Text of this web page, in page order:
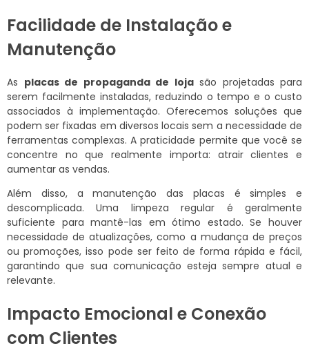
Facilidade de Instalação e
Manutenção
As placas de propaganda de lojasão projetadas para
serem facilmente instaladas, reduzindo o tempo e o custo
associados à implementação. Oferecemos soluções que
podem ser fixadas em diversos locais sem a necessidade de
ferramentas complexas. A praticidade permite que você se
concentre no que realmente importa: atrair clientes e
aumentar as vendas.
Além disso, a manutenção das placas é simples e
descomplicada. Uma limpeza regular é geralmente
suficiente para mantê-las em ótimo estado. Se houver
necessidade de atualizações, como a mudança de preços
ou promoções, isso pode ser feito de forma rápida e fácil,
garantindo que sua comunicação esteja sempre atual e
relevante.
Impacto Emocional e Conexão
com Clientes